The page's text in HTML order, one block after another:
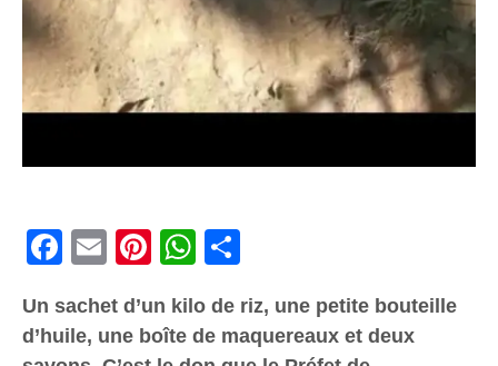
Facebook
Email PinterestWhatsApp
Un sachet d’un kilo de riz, une petite bouteille
d’huile, une boîte de maquereaux et deux